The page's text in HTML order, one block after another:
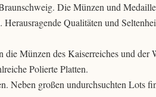
Die Münzen und
Qualitäten und
Münzen des Kaiserreiches und
Polierte Platten.
Neben großen undurchsuchten Lots